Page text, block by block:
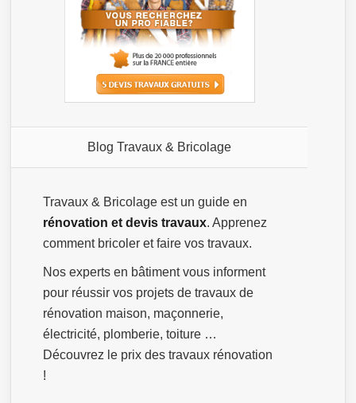
Blog Travaux & Bricolage
Travaux & Bricolage est un guide en
rénovation et devis travaux. Apprenez
comment bricoler et faire vos travaux.
Nos experts en bâtiment vous informent
pour réussir vos projets de travaux de
rénovation maison, maçonnerie,
électricité, plomberie, toiture …
Découvrez le prix des travaux rénovation
!